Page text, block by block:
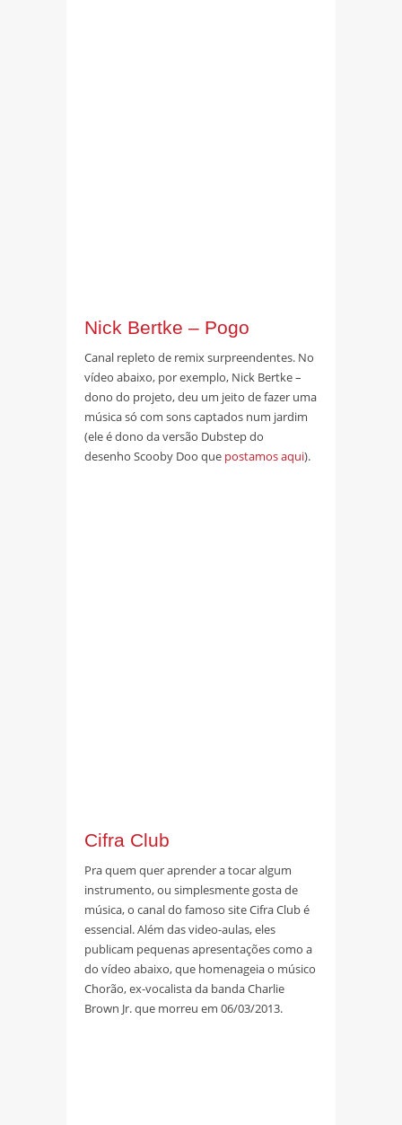
Nick Bertke – Pogo
Canal repleto de remix surpreendentes. No
vídeo abaixo, por exemplo, Nick Bertke –
dono do projeto, deu um jeito de fazer uma
música só com sons captados num jardim
(ele é dono da versão Dubstep do
desenho Scooby Doo que postamos aqui).
Cifra Club
Pra quem quer aprender a tocar algum
instrumento, ou simplesmente gosta de
música, o canal do famoso site Cifra Club é
essencial. Além das video-aulas, eles
publicam pequenas apresentações como a
do vídeo abaixo, que homenageia o músico
Chorão, ex-vocalista da banda Charlie
Brown Jr. que morreu em 06/03/2013.